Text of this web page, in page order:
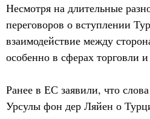
Несмотря на длительные
переговоров о вступлении
взаимодействие между
особенно в сферах торговли
Ранее в ЕС заявили, что
Урсулы фон дер Ляйен о